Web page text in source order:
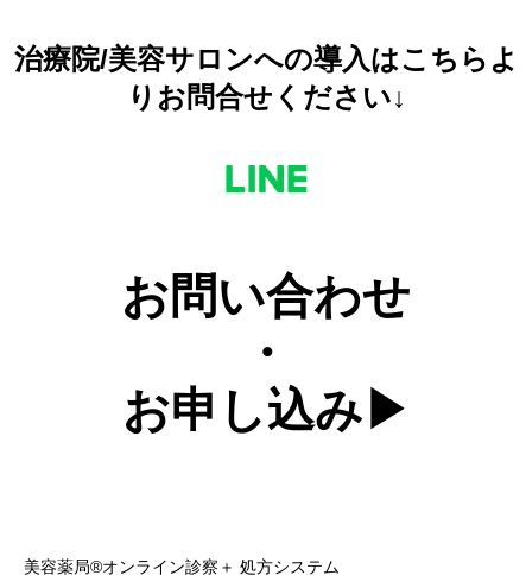
治療院/美容サロンへの導入はこちらよ
りお問合せください↓
お問い合わせ
・
お申し込み
美容薬局®オンライン診察＋ 処方システム